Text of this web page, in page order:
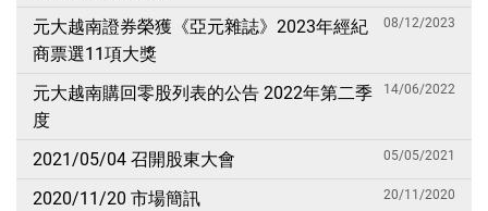
元大越南證券榮獲《亞元雜誌》2023年經紀
商票選11項大獎
08/12/2023
元大越南購回零股列表的公告 2022年第二季
度
14/06/2022
2021/05/04 召開股東大會 05/05/2021
2020/11/20 市場簡訊 20/11/2020